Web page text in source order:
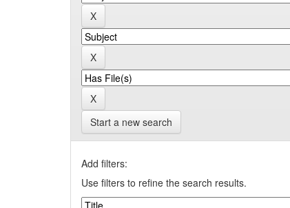
Start a new search
Add filters:
Use filters to refine the search results.